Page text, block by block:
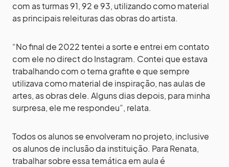
com as turmas 91, 92 e 93, utilizando como material
as principais releituras das obras do artista.
“No final de 2022 tentei a sorte e entrei em contato
com ele no direct do Instagram. Contei que estava
trabalhando com o tema grafite e que sempre
utilizava como material de inspiração, nas aulas de
artes, as obras dele. Alguns dias depois, para minha
surpresa, ele me respondeu”, relata.
Todos os alunos se envolveram no projeto, inclusive
os alunos de inclusão da instituição. Para Renata,
trabalhar sobre essa temática em aula é